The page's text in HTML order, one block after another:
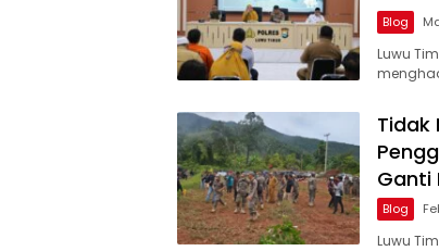
Blog
Luwu
Tidak
Ganti
Blog
Luwu